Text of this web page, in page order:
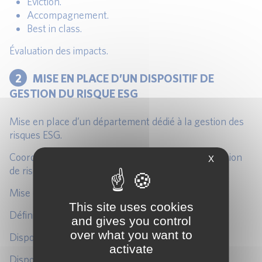
Accompagnement.
Best in class.
Évaluation des impacts.
2
MISE EN PLACE D’UN DISPOSITIF DE
GESTION DU RISQUE ESG
Mise en place d’un département dédié à la gestion des
risques ESG.
Coordination avec les autres départements de gestion
de risques.
Mise en place de stress tests climatiques.
Définition de politiques ESG.
Dispositif de gestion des données ESG.
Dispositif d’atténuation des risques ESG.
X
This site uses cookies
and gives you control
over what you want to
activate